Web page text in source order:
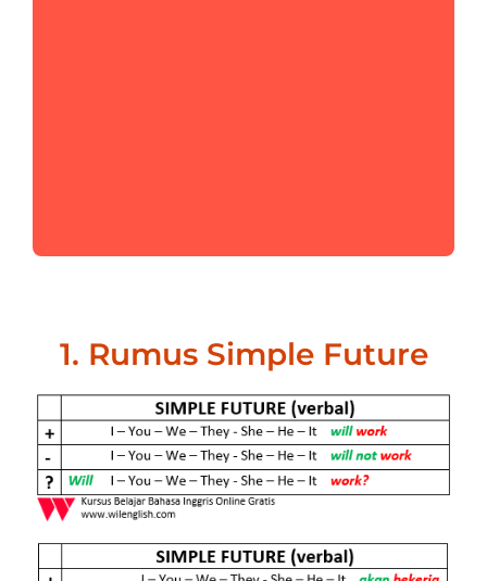
1. Rumus Simple Future